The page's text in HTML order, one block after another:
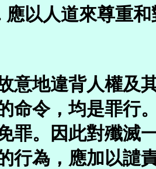
應以人道來尊重
意地違背人權及
命令，均是罪行
罪。因此對殲滅
行為，應加以譴